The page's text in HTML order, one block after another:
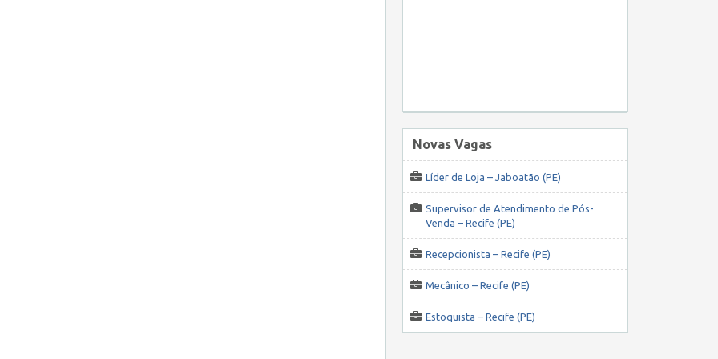
Novas Vagas
Líder de Loja – Jaboatão (PE)
Supervisor de Atendimento de Pós-
Venda – Recife (PE)
Recepcionista – Recife (PE)
Mecânico – Recife (PE)
Estoquista – Recife (PE)